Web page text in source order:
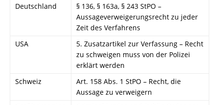
Deutschland
§ 136, § 163a, § 243 StPO –
Aussageverweigerungsrecht zu jeder
Zeit des Verfahrens
USA
5. Zusatzartikel zur Verfassung – Recht
zu schweigen muss von der Polizei
erklärt werden
Schweiz
Art. 158 Abs. 1 StPO – Recht, die
Aussage zu verweigern